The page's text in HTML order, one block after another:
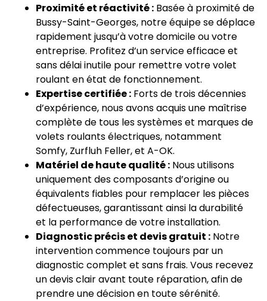
Proximité et réactivité : Basée à proximité de
Bussy-Saint-Georges, notre équipe se déplace
rapidement jusqu’à votre domicile ou votre
entreprise. Profitez d’un service efficace et
sans délai inutile pour remettre votre volet
roulant en état de fonctionnement.
Expertise certifiée : Forts de trois décennies
d’expérience, nous avons acquis une maîtrise
complète de tous les systèmes et marques de
volets roulants électriques, notamment
Somfy, Zurfluh Feller, et A-OK.
Matériel de haute qualité : Nous utilisons
uniquement des composants d’origine ou
équivalents fiables pour remplacer les pièces
défectueuses, garantissant ainsi la durabilité
et la performance de votre installation.
Diagnostic précis et devis gratuit : Notre
intervention commence toujours par un
diagnostic complet et sans frais. Vous recevez
un devis clair avant toute réparation, afin de
prendre une décision en toute sérénité.